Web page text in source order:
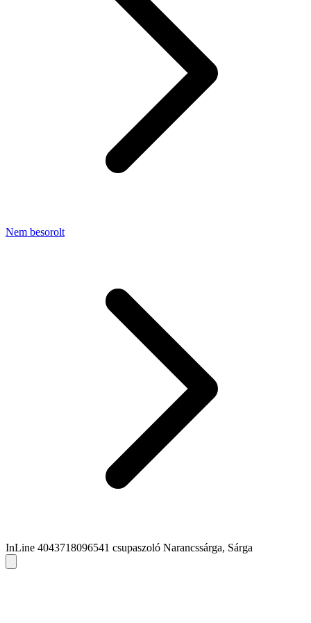
Nem besorolt
InLine 4043718096541 csupaszoló Narancssárga, Sárga